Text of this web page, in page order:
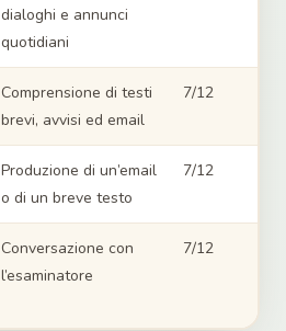
dialoghi e annunci
quotidiani
Comprensione di testi
brevi, avvisi ed email
7/12
Produzione di un’email
o di un breve testo
7/12
Conversazione con
l’esaminatore
7/12